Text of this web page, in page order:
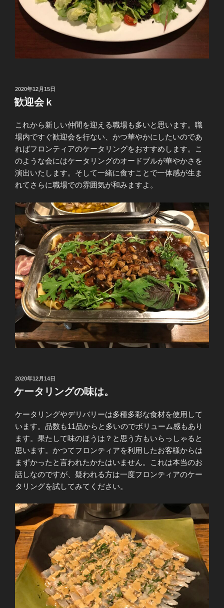
投
稿
日:
2020年12月15日
歓迎会ｋ
これから新しい仲間を迎える職場も多いと思います。職
場内ですぐ歓迎会を行ない、かつ華やかにしたいのであ
ればフロンティアのケータリングをおすすめします。こ
のような会にはケータリングのオードブルが華やかさを
演出いたします。そして一緒に食すことで一体感が生ま
れてさらに職場での雰囲気が和みますよ。
投
稿
日:
2020年12月14日
ケータリングの味は。
ケータリングやデリバリーは多種多彩な食材を使用して
います。品数も11品からと多いのでボリューム感もあり
ます。果たして味のほうは？と思う方もいらっしゃると
思います。かつてフロンティアを利用したお客様からは
まずかったと言われたかたはいません。これは本当のお
話しなのですが、疑われる方は一度フロンティアのケー
タリングを試してみてください。